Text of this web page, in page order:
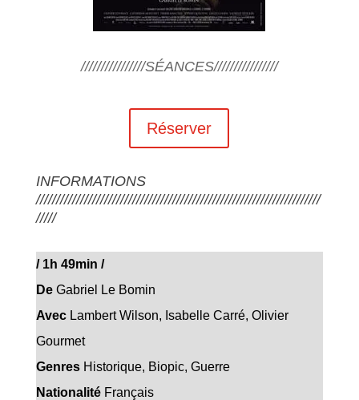
////////////////SÉANCES////////////////
Réserver
INFORMATIONS
///////////////////////////////////////////////////////////////////////
/////
/1h 49min /
DeGabriel Le Bomin
AvecLambert Wilson, Isabelle Carré, Olivier
Gourmet
Genres Historique, Biopic, Guerre
NationalitéFrançais